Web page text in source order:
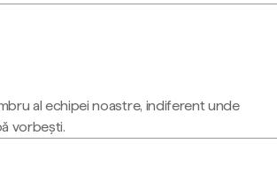
al echipei noastre, indiferent unde
vorbești.